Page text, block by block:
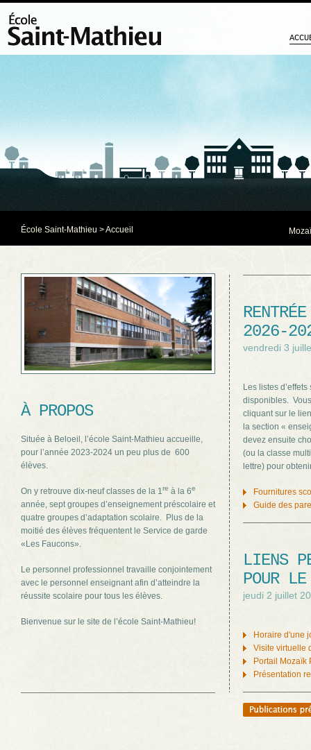
École Saint-Mathieu > Accueil
À PROPOS
Située à Beloeil, l’école Saint-Mathieu accueille,
pour l’année 2023-2024 un peu plus de 600
élèves.
On y retrouve dix-neuf classes de la 1re à la 6e
année, sept groupes d’enseignement préscolaire et
quatre groupes d’adaptation scolaire. Plus de la
moitié des élèves fréquentent le Service de garde
«Les Faucons».
Le personnel professionnel travaille conjointement
avec le personnel enseignant afin d’atteindre la
réussite scolaire pour tous les élèves.
Bienvenue sur le site de l’école Saint-Mathieu!
2026-
vendredi 3
Les listes
disponibles.
cliquant sur le
la section «
devez ensuite
(ou la classe
lettre) pour
Fournitures
Guide des
LIENS
POUR
jeudi 2 juillet
Horaire d'une
Visite virtuelle
Portail Mozaïk
Présentation